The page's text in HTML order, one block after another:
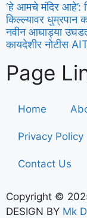
‘हे आमचे मंदिर आहे’:
किल्ल्यावर धुम्रपान
नवीन आघाड्या
कायदेशीर नोटीस
Page
Home
Privacy Policy
Contact Us
Copyright ©
DESIGN BY Mk